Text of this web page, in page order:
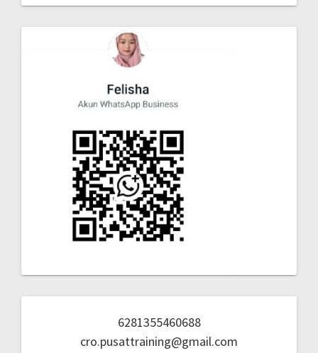
6281355460688
cro.pusattraining@gmail.com